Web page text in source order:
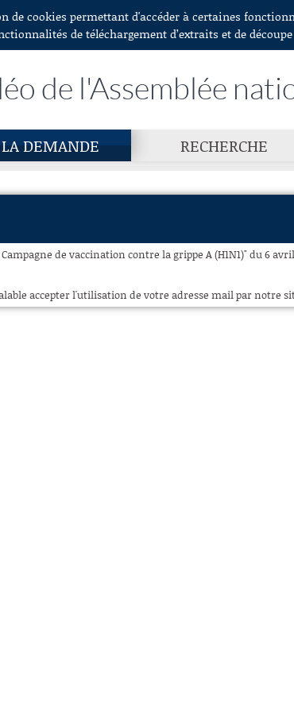
cookies permettant d'accéder à certaines
de téléchargement d’extraits et de
de l'Assemblée
DEMANDE RECHERCHE
de vaccination contre la grippe A (H1N1)" du 6
accepter l'utilisation de votre adresse mail par notre